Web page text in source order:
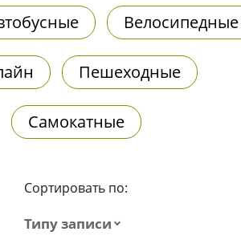
Велосипедные
Пешеходные
Самокатные
Сортировать по:
Типу записи